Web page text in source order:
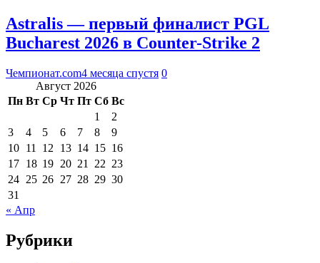
Astralis — первый финалист PGL
Bucharest 2026 в Counter-Strike 2
Чемпионат.com4 месяца спустя 0
Август 2026
Пн Вт Ср Чт Пт Сб Вс
1
2
3
4 5 6 7 8
9
10 11 12 13 14 15 16
17 18 19 20 21 22 23
24 25 26 27 28 29 30
31
« Апр
Рубрики